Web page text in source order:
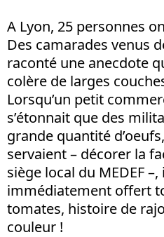
A Lyon, 25 personnes
Des camarades venus
raconté une anecdote
colère de larges
Lorsqu’un petit
s’étonnait que des
grande quantité
servaient – décorer la
siège local du MEDEF
immédiatement offert
tomates, histoire de
couleur !